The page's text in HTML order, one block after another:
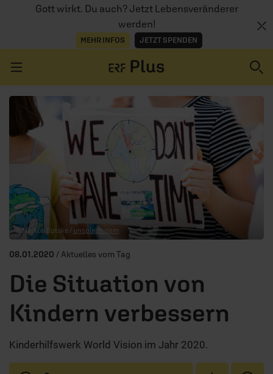
Gott wirkt. Du auch? Jetzt Lebensveränderer
werden!
MEHR INFOS JETZT SPENDEN
ERZÄHL MAL
AUDIOTHEK
PROGRAMM
MITMACHEN
© Markus Spiske / unsplash.com
08.01.2020 / Aktuelles vom Tag
Die Situation von
Kindern verbessern
Kinderhilfswerk World Vision im Jahr 2020.